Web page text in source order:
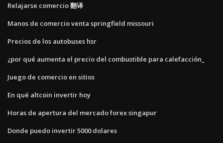
Relajarse comercio 翻译
Manos de comercio venta springfield missouri
Precios de los autobuses hsr
¿por qué aumenta el precio del combustible para calefacción_
Juego de comercio en sitios
En qué altcoin invertir hoy
Horas de apertura del mercado forex singapur
Donde puedo invertir 5000 dolares